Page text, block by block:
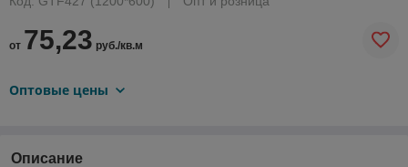
от 75,23 руб./кв.м
Оптовые цены
Описание